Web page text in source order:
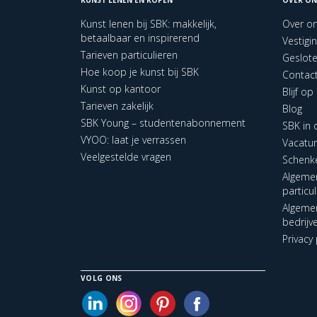
Kunst lenen bij SBK: makkelijk,
betaalbaar en inspirerend
Tarieven particulieren
Hoe koop je kunst bij SBK
Kunst op kantoor
Tarieven zakelijk
SBK Young – studentenabonnement
VYOO: laat je verrassen
Veelgestelde vragen
Over
Blijf op
Blog
SBK in
VOLG ONS